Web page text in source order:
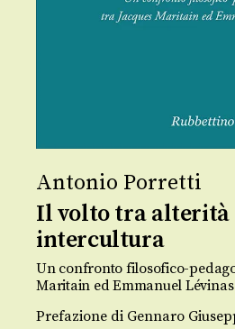
Antonio Porretti
Il volto tra alterità
intercultura
Un confronto filosofico-
Maritain ed Emmanuel Lévinas
Prefazione di Gennaro